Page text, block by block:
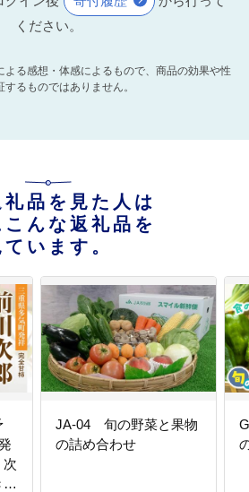
ください。
る感想・体感によるもので、商品の効果や性
するものではありません。
礼品を見た人は
こんな返礼品を
ています。
次
JA-04 旬の野菜と果物
の詰め合わせ